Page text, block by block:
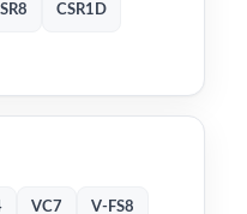
ISR8 CSR1D
VC7 V-FS8